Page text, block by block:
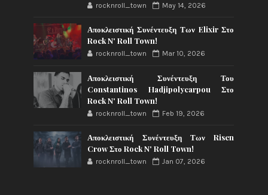
rocknroll_town May 14, 2026
Αποκλειστική Συνέντευξη Των Elixir Στο
Rock N' Roll Town!
rocknroll_town Mar 10, 2026
Αποκλειστική Συνέντευξη Του
Constantinos Hadjipolycarpou Στο
Rock N' Roll Town!
rocknroll_town Feb 19, 2026
Αποκλειστική Συνέντευξη Των Risen
Crow Στο Rock N' Roll Town!
rocknroll_town Jan 07, 2026